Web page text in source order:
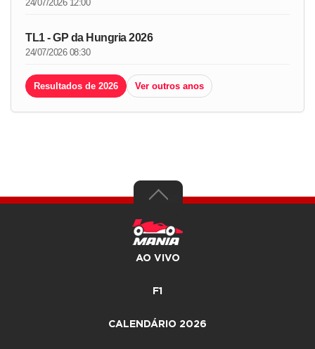
24/07/2026 12:00
TL1 - GP da Hungria 2026
24/07/2026 08:30
Resultados de 2026 Ver outros anos
AO VIVO
F1
CALENDÁRIO 2026